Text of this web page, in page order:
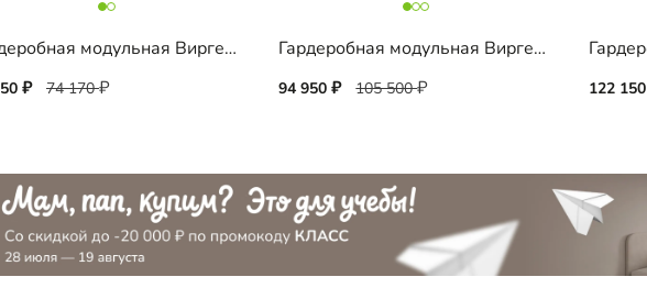
Гардеробная модульная Виргес-1 Блэк
74 170
Гардеробная модульная Виргес-10
94 950 105 500 122 150